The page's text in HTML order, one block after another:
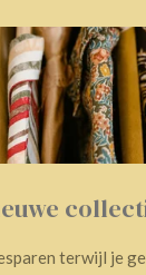
terwijl je